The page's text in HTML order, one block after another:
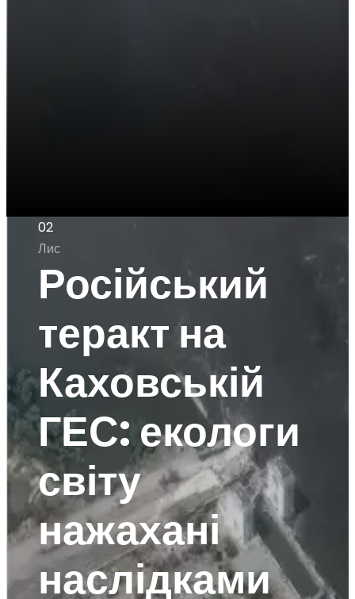
02
Лис
Російський
теракт на
Каховській
ГЕС: екологи
світу
нажахані
наслідками